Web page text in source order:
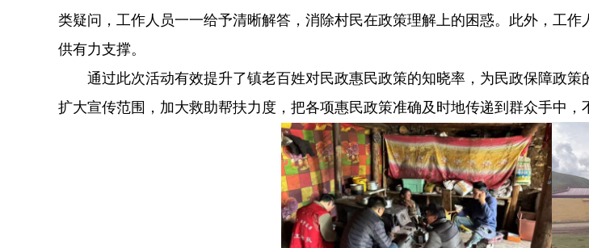
类疑问，工作人员一一给予清晰解答，消除村民在政策理解上的困惑。此外，工
供有力支撑。
通过此次活动有效提升了镇老百姓对民政惠民政策的知晓率，为民政保障政策
扩大宣传范围，加大救助帮扶力度，把各项惠民政策准确及时地传递到群众手中，